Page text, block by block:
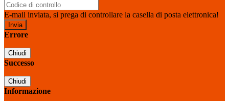
E-mail inviata, si prega di controllare la casella di posta elettronica!
Errore
Chiudi
Successo
Chiudi
Informazione